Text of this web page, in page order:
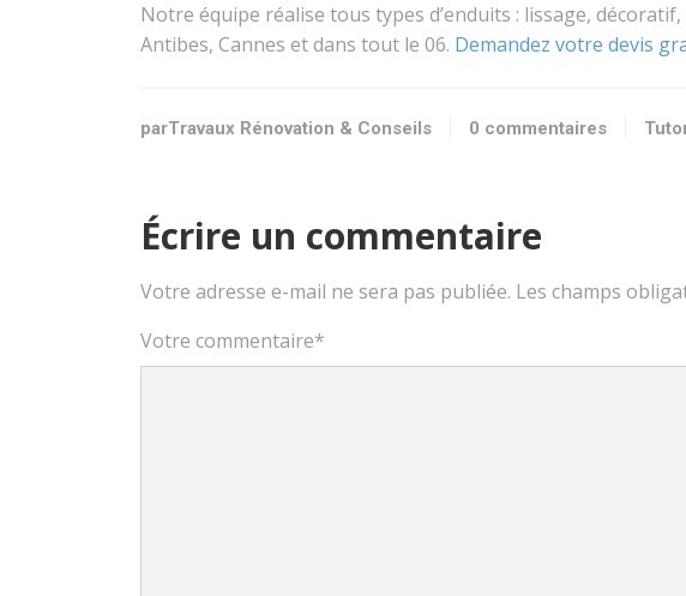
Notre équipe réalise tous types d’enduits : lissage,
Antibes, Cannes et dans tout le 06. Demandez votre devis
parTravaux Rénovation & Conseils 0 commentaires
Écrire un commentaire
Votre adresse e-mail ne sera pas publiée. Les champs
Votre commentaire*